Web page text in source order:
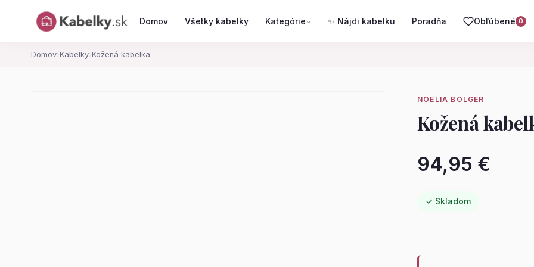
Domov Všetky kabelky Kategórie ⌄ ✨ Nájdi kabelku Poradňa Obľúbené 0
Domov› Kabelky› Kožená kabelka
NOELIA BOLGER
Kožená
94,95 €
✓ Skladom